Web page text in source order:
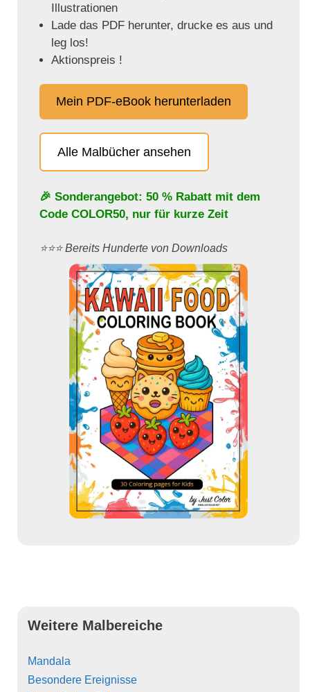
Illustrationen
Lade das PDF herunter, drucke es aus und
leg los!
Aktionspreis !
Mein PDF-eBook herunterladen
Alle Malbücher ansehen
🎉 Sonderangebot: 50 % Rabatt mit dem
Code COLOR50, nur für kurze Zeit
⭐️⭐️⭐️ Bereits Hunderte von Downloads
Weitere Malbereiche
Mandala
Besondere Ereignisse